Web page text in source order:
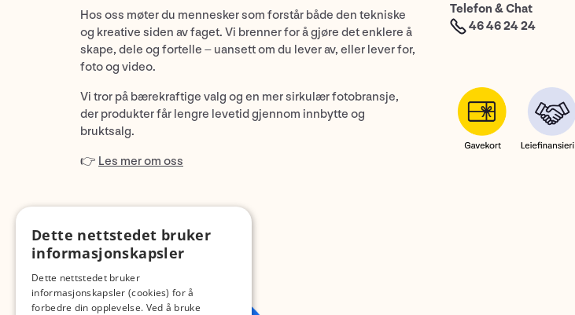
Hos oss møter du mennesker som forstår både den tekniske
og kreative siden av faget. Vi brenner for å gjøre det enklere å
skape, dele og fortelle – uansett om du lever av, eller lever for,
foto og video.
Vi tror på bærekraftige valg og en mer sirkulær fotobransje,
der produkter får lengre levetid gjennom innbytte og
bruktsalg.
👉 Les mer om oss
Telefon & Chat
46 46 24 24
Dette nettstedet bruker
informasjonskapsler
Dette nettstedet bruker
informasjonskapsler (cookies) for å
forbedre din opplevelse. Ved å bruke